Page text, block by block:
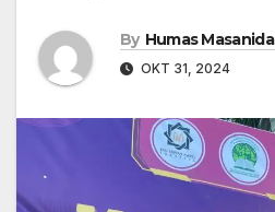
By Humas Masanida
OKT 31, 2024